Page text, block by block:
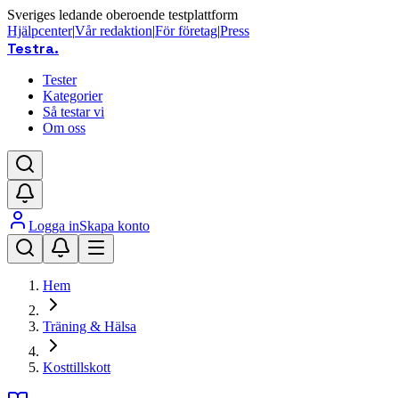
Sveriges ledande oberoende testplattform
Hjälpcenter|Vår redaktion|För företag|Press
Testra.
Tester
Kategorier
Så testar vi
Om oss
Logga inSkapa konto
Hem
Träning & Hälsa
Kosttillskott